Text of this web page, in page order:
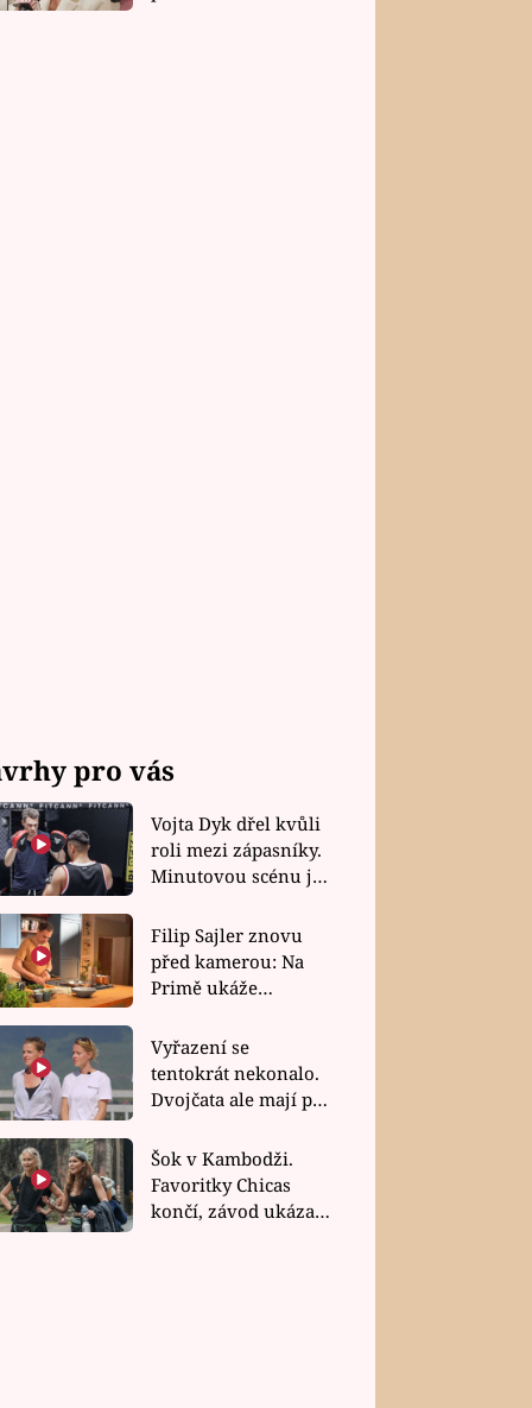
pro vás
Vojta Dyk dřel kvůli
roli mezi zápasníky.
Minutovou scénu jel
Filip Sajler znovu
před kamerou: Na
Primě ukáže
rychlé recepty
Vyřazení se
tentokrát nekonalo.
Dvojčata ale mají po
závodu nůž na krku
Šok v Kambodži.
Favoritky Chicas
končí, závod ukázal